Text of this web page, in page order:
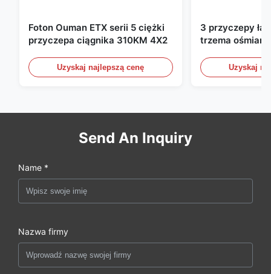
Foton Ouman ETX serii 5 ciężki
przyczepa ciągnika 310KM 4X2
Uzyskaj najlepszą cenę
3 przyczepy
trzema
bocznymiUzyskaj
Send An Inquiry
Name *
Nazwa firmy